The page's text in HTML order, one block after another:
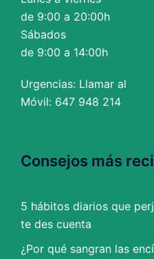
de 9:00 a 20:00h
Sábados
de 9:00 a 14:00h
Urgencias: Llamar al
Móvil: 647 948 214
Consejos más
5 hábitos diarios que
te des cuenta
¿Por qué sangran las